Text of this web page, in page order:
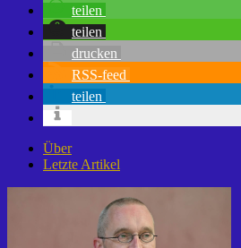
teilen
teilen
drucken
RSS-feed
teilen
Über
Letzte Artikel